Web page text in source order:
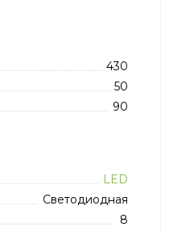
430
50
90
LED
Светодиодная
8